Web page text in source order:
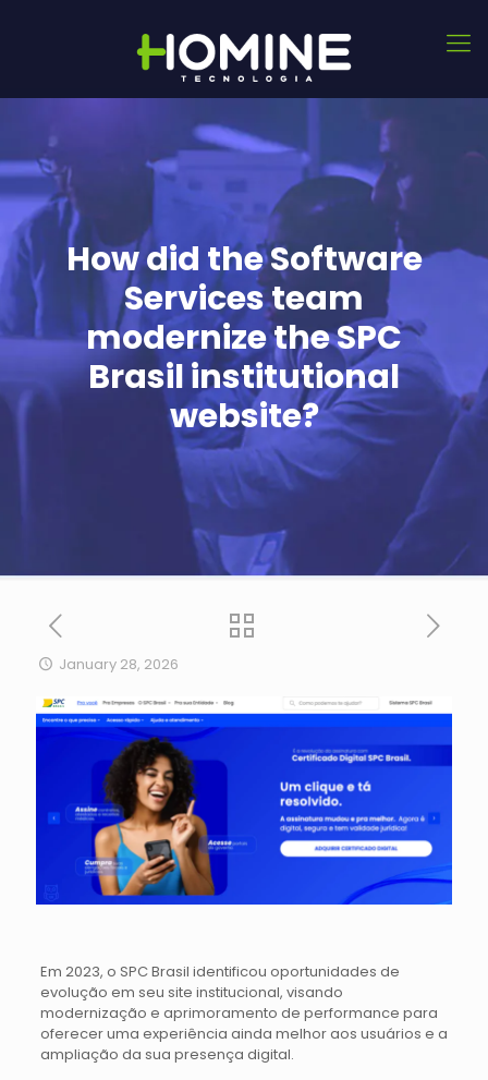
How did the Software
Services team
modernize the SPC
Brasil institutional
website?
January 28, 2026
Em 2023, o SPC Brasil identificou oportunidades de
evolução em seu site institucional, visando
modernização e aprimoramento de performance para
oferecer uma experiência ainda melhor aos usuários e a
ampliação da sua presença digital.